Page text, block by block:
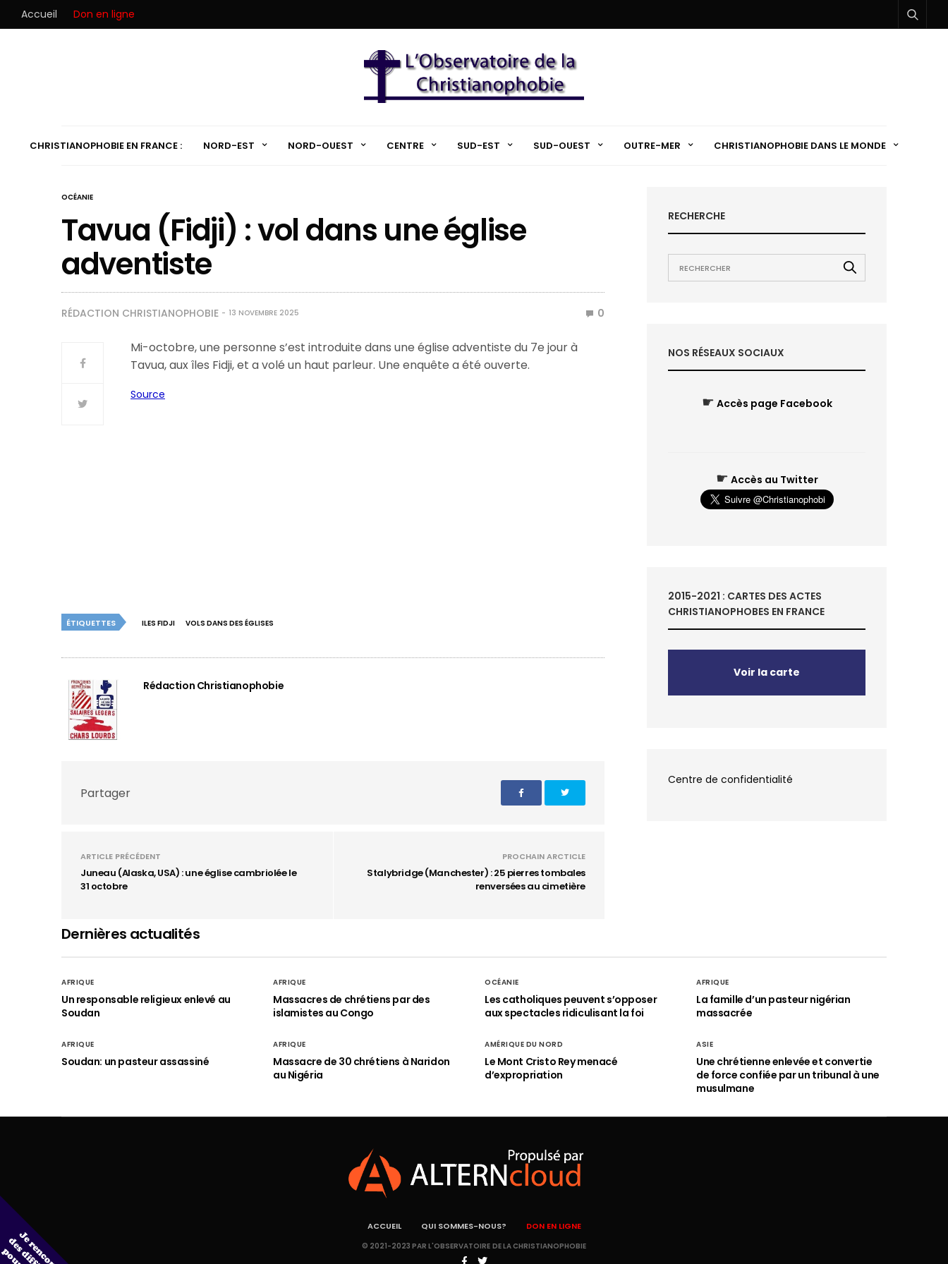
Accueil Don en ligne
CHRISTIANOPHOBIE EN FRANCE : NORD-EST NORD-OUEST CENTRE SUD-EST SUD-OUEST OUTRE-MER CHRISTIANOPHOBIE DANS LE MONDE
OCÉANIE
Tavua (Fidji) : vol dans une église
adventiste
RÉDACTION CHRISTIANOPHOBIE 13 NOVEMBRE 2025 0
Mi-octobre, une personne s’est introduite dans une église adventiste du 7e jour à
Tavua, aux îles Fidji, et a volé un haut parleur. Une enquête a été ouverte.
Source
ÉTIQUETTES ILES FIDJI VOLS DANS DES ÉGLISES
Rédaction Christianophobie
Partager
ARTICLE PRÉCÉDENT
Juneau (Alaska, USA) : une église cambriolée le
31 octobre
PROCHAIN ARCTICLE
Stalybridge (Manchester) : 25 pierres tombales
renversées au cimetière
RECHERCHE
NOS RÉSEAUX SOCIAUX
☛ Accès page Facebook
☛ Accès au Twitter
2015-2021 : CARTES DES ACTES
CHRISTIANOPHOBES EN FRANCE
Voir la carte
Centre de confidentialité
Dernières actualités
AFRIQUE
Un responsable religieux enlevé au
Soudan
AFRIQUE
Massacres de chrétiens par des
islamistes au Congo
OCÉANIE
Les catholiques peuvent s’opposer
aux spectacles ridiculisant la foi
AFRIQUE
La famille d’un pasteur nigérian
massacrée
AFRIQUE
Soudan: un pasteur assassiné
AFRIQUE
Massacre de 30 chrétiens à Naridon
au Nigéria
AMÉRIQUE DU NORD
Le Mont Cristo Rey menacé
d’expropriation
ASIE
Une chrétienne enlevée et convertie
de force confiée par un tribunal à une
musulmane
ACCUEIL QUI SOMMES-NOUS? DON EN LIGNE
© 2021-2023 PAR L'OBSERVATOIRE DE LA CHRISTIANOPHOBIE